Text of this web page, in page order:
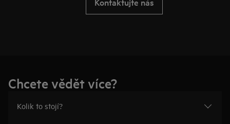
Chcete vědět více?
Kolik to stojí?